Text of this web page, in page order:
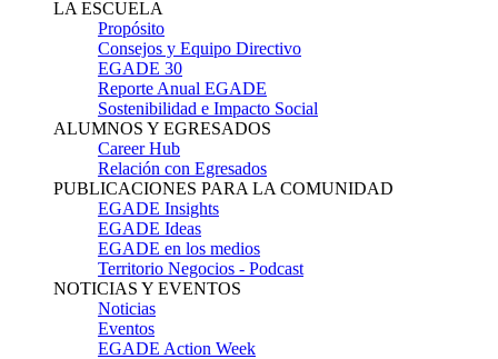
LA ESCUELA
Propósito
Consejos y Equipo Directivo
EGADE 30
Reporte Anual EGADE
Sostenibilidad e Impacto Social
ALUMNOS Y EGRESADOS
Career Hub
Relación con Egresados
PUBLICACIONES PARA LA COMUNIDAD
EGADE Insights
EGADE Ideas
EGADE en los medios
Territorio Negocios - Podcast
NOTICIAS Y EVENTOS
Noticias
Eventos
EGADE Action Week